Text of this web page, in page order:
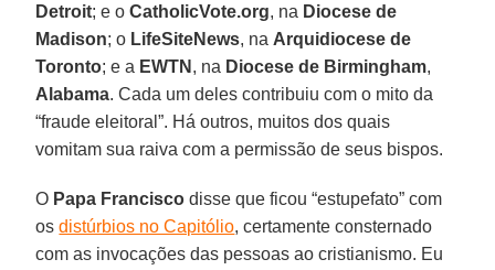
Detroit; e oCatholicVote.org, na Diocese de
Madison; o LifeSiteNews, na Arquidiocese de
Toronto; e a EWTN , na Diocese de Birmingham,
Alabama. Cada um deles contribuiu com o mito da
“fraude eleitoral”. Há outros, muitos dos quais
vomitam sua raiva com a permissão de seus bispos.
O Papa Francisco disse que ficou “estupefato” com
osdistúrbios no Capitólio, certamente consternado
com as invocações das pessoas ao cristianismo. Eu